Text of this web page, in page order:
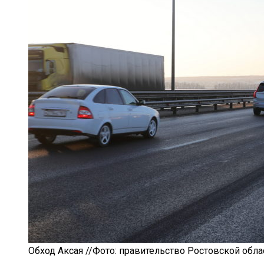
Обход Аксая //Фото: правительство Ростовской